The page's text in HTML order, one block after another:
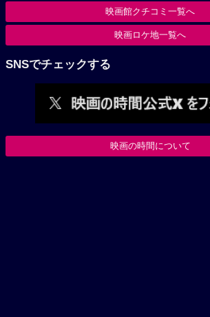
映画館クチコミ一覧へ
映画ロケ地一覧へ
SNSでチェックする
映画の時間について